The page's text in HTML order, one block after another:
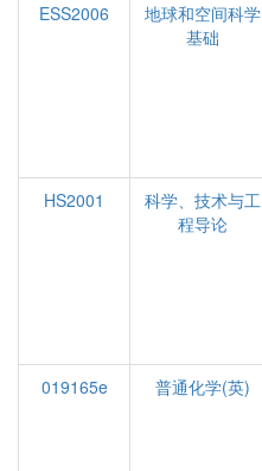
ESS2006
地球和空间科学
基础
HS2001
科学、技术与工
程导论
019165e
普通化学(英)